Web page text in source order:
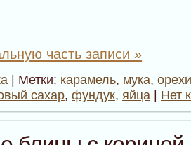
часть записи »
| Метки: карамель, мука, орехи
сахар, фундук, яйца | Нет